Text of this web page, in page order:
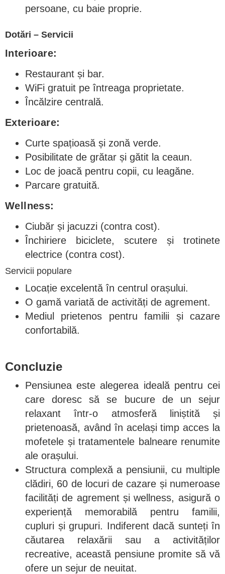
persoane, cu baie proprie.
Dotări – Servicii
Interioare:
Restaurant și bar.
WiFi gratuit pe întreaga proprietate.
Încălzire centrală.
Exterioare:
Curte spațioasă și zonă verde.
Posibilitate de grătar și gătit la ceaun.
Loc de joacă pentru copii, cu leagăne.
Parcare gratuită.
Wellness:
Ciubăr și jacuzzi (contra cost).
Închiriere biciclete, scutere și trotinete
electrice (contra cost).
Servicii populare
Locație excelentă în centrul orașului.
O gamă variată de activități de agrement.
Mediul prietenos pentru familii și cazare
confortabilă.
Concluzie
Pensiunea este alegerea ideală pentru cei
care doresc să se bucure de un sejur
relaxant într-o atmosferă liniștită și
prietenoasă, având în același timp acces la
mofetele și tratamentele balneare renumite
ale orașului.
Structura complexă a pensiunii, cu multiple
clădiri, 60 de locuri de cazare și numeroase
facilități de agrement și wellness, asigură o
experiență memorabilă pentru familii,
cupluri și grupuri. Indiferent dacă sunteți în
căutarea relaxării sau a activităților
recreative, această pensiune promite să vă
ofere un sejur de neuitat.